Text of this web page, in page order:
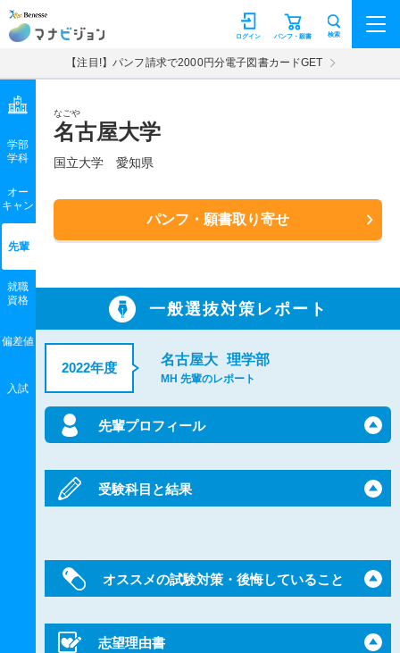
マナビジョン パンフ・願書
ログイン 検索
【注目!】パンフ請求で2000円分電子図書カードGET
なごや
名古屋大学
国立大学 愛知県
パンフ・願書取り寄せ
学部
学科
オー
キャン
先輩
就職
資格
偏差値
入試
一般選抜対策レポート
2022年度
名古屋大 理学部
MH 先輩のレポート
先輩プロフィール
受験科目と結果
オススメの試験対策・後悔していること
志望理由書